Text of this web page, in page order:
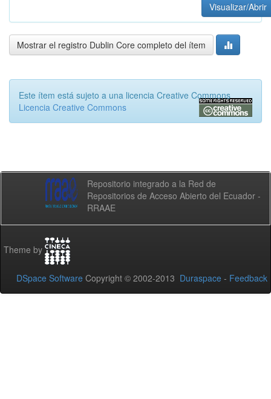
Visualizar/Abrir
Mostrar el registro Dublin Core completo del ítem
Este ítem está sujeto a una licencia Creative Commons
Licencia Creative Commons
Repositorio integrado a la Red de
Repositorios de Acceso Abierto del Ecuador -
RRAAE
Theme by
DSpace Software Copyright © 2002-2013 Duraspace - Feedback